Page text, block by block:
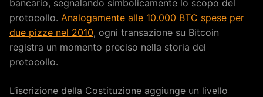
bancario, segnalando simbolicamente lo scopo del
protocollo. Analogamente alle 10.000 BTC spese per
due pizze nel 2010, ogni transazione su Bitcoin
registra un momento preciso nella storia del
protocollo.
L’iscrizione della Costituzione aggiunge un livello